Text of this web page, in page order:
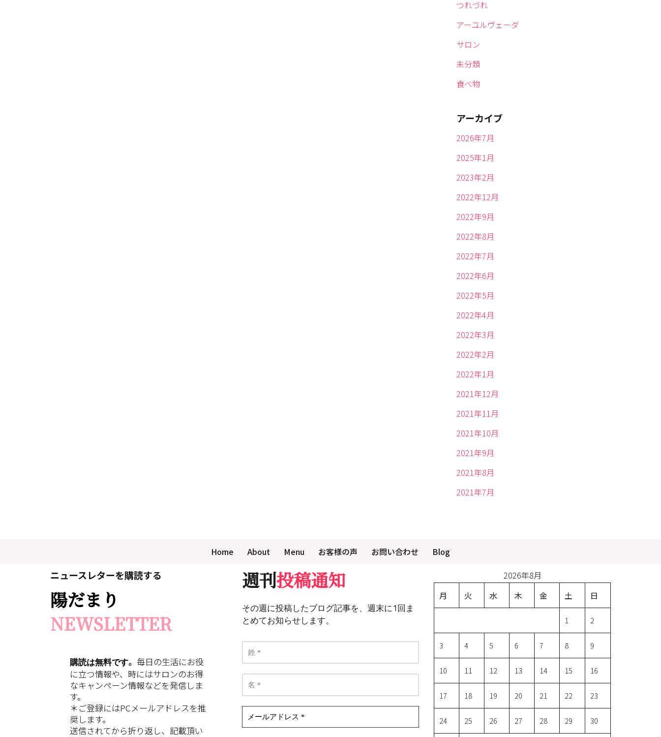
つれづれ
アーユルヴェーダ
サロン
未分類
食べ物
アーカイブ
2026年7月
2025年1月
2023年2月
2022年12月
2022年9月
2022年8月
2022年7月
2022年6月
2022年5月
2022年4月
2022年3月
2022年2月
2022年1月
2021年12月
2021年11月
2021年10月
2021年9月
2021年8月
2021年7月
Home About Menu お客様の声 お問い合わせ Blog
ニュースレターを購読する
陽だまり
NEWSLETTER
購読は無料です。毎日の生活にお役
に立つ情報や、時にはサロンのお得
なキャンペーン情報などを発信しま
す。
＊ご登録にはPCメールアドレスを推
奨します。
送信されてから折り返し、記載頂い
週刊投稿通知
その週に投稿したブログ記事を、週末に1回ま
とめてお知らせします。
2026年8月
月
火 水 木 金 土 日
1 2
3 4 5 6 7 8 9
10 11 12 13 14 15 16
17 18 19 20 21 22 23
24 25 26 27 28 29 30